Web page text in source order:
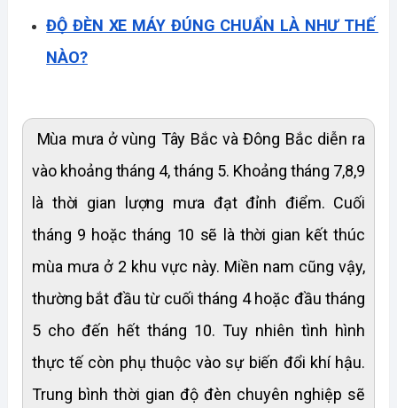
ĐỘ ĐÈN XE MÁY ĐÚNG CHUẨN LÀ NHƯ THẾ
NÀO?
Mùa mưa ở vùng Tây Bắc và Đông Bắc diễn ra
vào khoảng tháng 4, tháng 5. Khoảng tháng 7,8,9
là thời gian lượng mưa đạt đỉnh điểm. Cuối
tháng 9 hoặc tháng 10 sẽ là thời gian kết thúc
mùa mưa ở 2 khu vực này. Miền nam cũng vậy,
thường bắt đầu từ cuối tháng 4 hoặc đầu tháng
5 cho đến hết tháng 10. Tuy nhiên tình hình
thực tế còn phụ thuộc vào sự biến đổi khí hậu.
Trung bình thời gian độ đèn chuyên nghiệp sẽ